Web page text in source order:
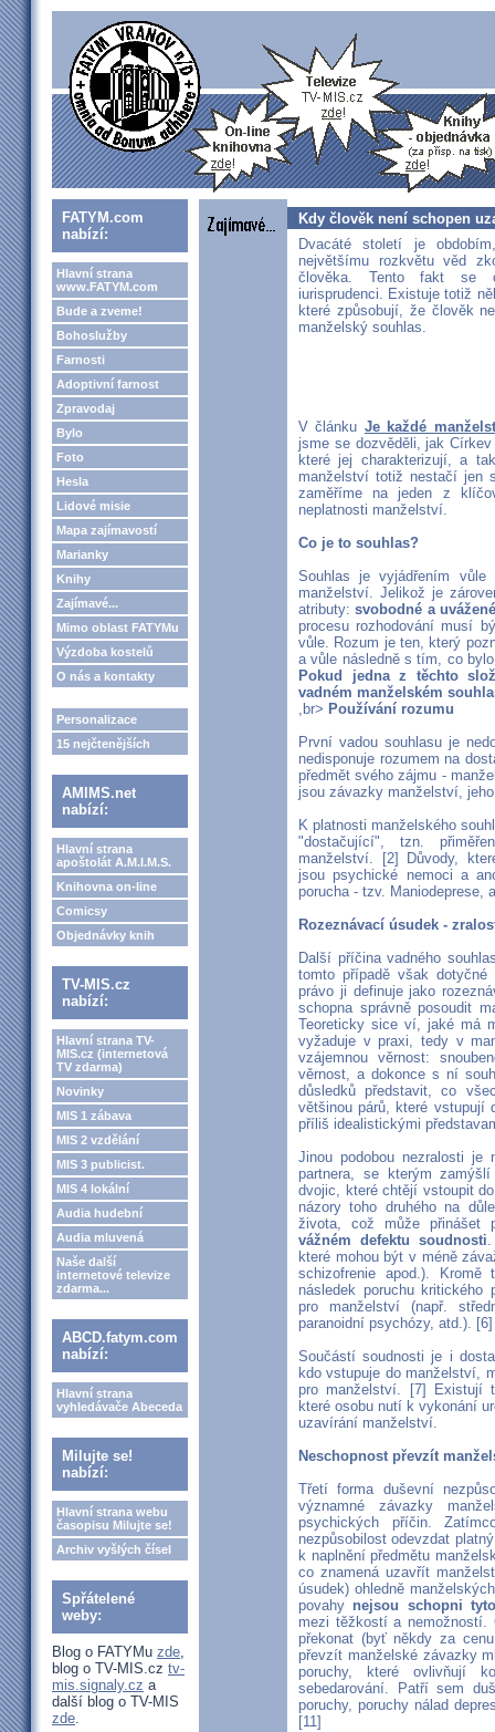
FATYM.com
nabízí:
Hlavní strana
www.FATYM.com
Bude a zveme!
Bohoslužby
Farnosti
Adoptivní farnost
Zpravodaj
Bylo
Foto
Hesla
Lidové misie
Mapa zajímavostí
Marianky
Knihy
Zajímavé...
Mimo oblast FATYMu
Výzdoba kostelů
O nás a kontakty
Personalizace
15 nejčtenějších
AMIMS.net
nabízí:
Hlavní strana
apoštolát A.M.I.M.S.
Knihovna on-line
Comicsy
Objednávky knih
TV-MIS.cz
nabízí:
Hlavní strana TV-
MIS.cz (internetová
TV zdarma)
Novinky
MIS 1 zábava
MIS 2 vzdělání
MIS 3 publicist.
MIS 4 lokální
Audia hudební
Audia mluvená
Naše další
internetové televize
zdarma...
ABCD.fatym.com
nabízí:
Hlavní strana
vyhledávače Abeceda
Milujte se!
nabízí:
Hlavní strana webu
časopisu Milujte se!
Archiv vyšlých čísel
Spřátelené
weby:
Blog o FATYMu zde,
blog o TV-MIS.cz tv-
mis.signaly.cz a
další blog o TV-MIS
zde.
Kdy člověk není schopen
Dvacáté století je
největšímu rozkvětu věd
člověka. Tento fakt se
iurisprudenci. Existuje totiž
které způsobují, že člověk
manželský souhlas.
V článku Je každé
jsme se dozvěděli, jak
které jej charakterizují, a
manželství totiž nestačí jen
zaměříme na jeden z
neplatnosti manželství.
Co je to souhlas?
Souhlas je vyjádřením
manželství. Jelikož je
atributy:svobodné a
procesu rozhodování musí
vůle. Rozum je ten, který
a vůle následně s tím, co
Pokud jedna z těchto
vadném manželském
,br> Používání rozumu
První vadou souhlasu je
nedisponuje rozumem na
předmět svého zájmu -
jsou závazky manželství,
K platnosti manželského
"dostačující", tzn.
manželství. [2] Důvody,
jsou psychické nemoci a
porucha - tzv. Maniodeprese,
Rozeznávací úsudek -
Další příčina vadného
tomto případě však dotyčné
právo ji definuje jako
schopna správně posoudit
Teoreticky sice ví, jaké má
vyžaduje v praxi, tedy v
vzájemnou věrnost:
věrnost, a dokonce s ní
důsledků představit, co
většinou párů, které vstupují
příliš idealistickými
Jinou podobou nezralosti je
partnera, se kterým
dvojic, které chtějí vstoupit
názory toho druhého na
života, což může přinášet
vážném defektu soudnosti
které mohou být v méně
schizofrenie apod.).
následek poruchu kritického
pro manželství (např.
paranoidní psychózy, atd.). [6]
Součástí soudnosti je i
kdo vstupuje do manželství,
pro manželství. [7] Existují
které osobu nutí k vykonání
uzavírání manželství.
Neschopnost převzít
Třetí forma duševní
významné závazky
psychických příčin.
nezpůsobilost odevzdat
k naplnění předmětu
co znamená uzavřít
úsudek) ohledně
povahy nejsou schopni
mezi těžkostí a
překonat (byť někdy za
převzít manželské závazky
poruchy, které ovlivňují
sebedarování. Patří sem
poruchy, poruchy nálad
[11]